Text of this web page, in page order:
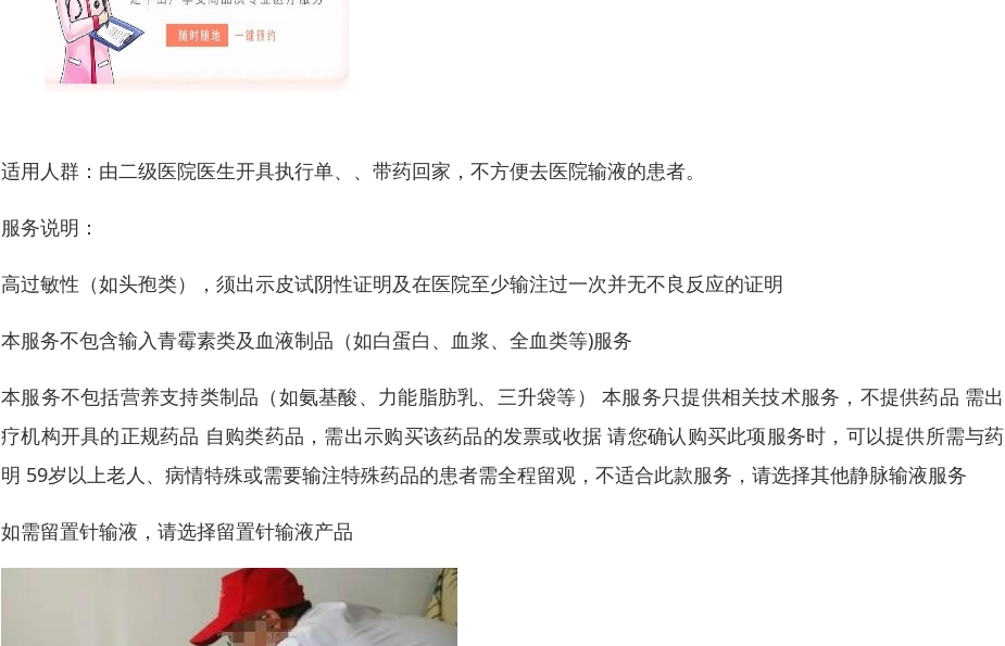
适用人群：由二级医院医生开具执行单、、带药回家，不方便去医院输液的患者。
服务说明：
高过敏性（如头孢类），须出示皮试阴性证明及在医院至少输注过一次并无不良反应的证明
本服务不包含输入青霉素类及血液制品（如白蛋白、血浆、全血类等)服务
本服务不包括营养支持类制品（如氨基酸、力能脂肪乳、三升袋等） 本服务只提供相关技术服务，不提供药品 需
疗机构开具的正规药品 自购类药品，需出示购买该药品的发票或收据 请您确认购买此项服务时，可以提供所需与
明 59岁以上老人、病情特殊或需要输注特殊药品的患者需全程留观，不适合此款服务，请选择其他静脉输液服务
如需留置针输液，请选择留置针输液产品